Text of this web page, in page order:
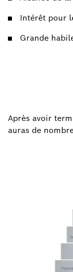
Intérêt pour
Grande
Après avoir
auras de